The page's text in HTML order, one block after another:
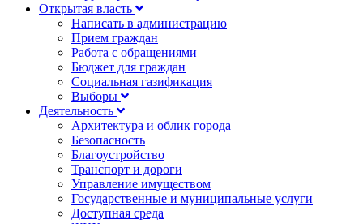
Открытая власть
Написать в администрацию
Прием граждан
Работа с обращениями
Бюджет для граждан
Социальная газификация
Выборы
Деятельность
Архитектура и облик города
Безопасность
Благоустройство
Транспорт и дороги
Управление имуществом
Государственные и муниципальные услуги
Доступная среда